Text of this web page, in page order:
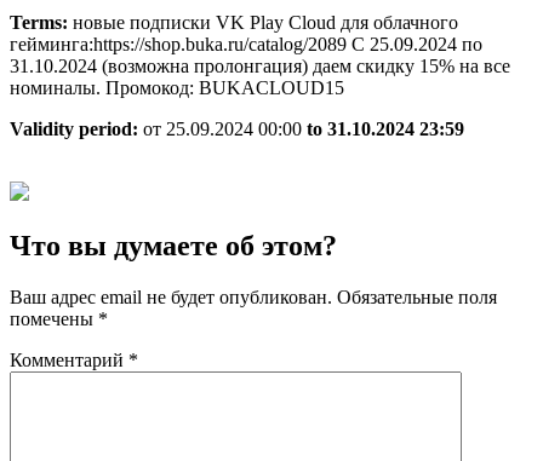
Terms: новые подписки VK Play Cloud для облачного
гейминга:https://shop.buka.ru/catalog/2089 С 25.09.2024 по
31.10.2024 (возможна пролонгация) даем скидку 15% на все
номиналы. Промокод: BUKACLOUD15
Validity period: от 25.09.2024 00:00 to 31.10.2024 23:59
Что вы думаете об этом?
Ваш адрес email не будет опубликован. Обязательные поля
помечены *
Комментарий *